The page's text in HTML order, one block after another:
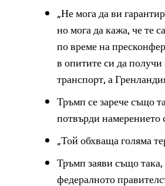
„Не мога да ви
но мога да кажа, че те
по време на
в опитите си да
транспорт, а
Тръмп се зарече също
потвърди
„Той обхваща голяма
Тръмп заяви също
федералното